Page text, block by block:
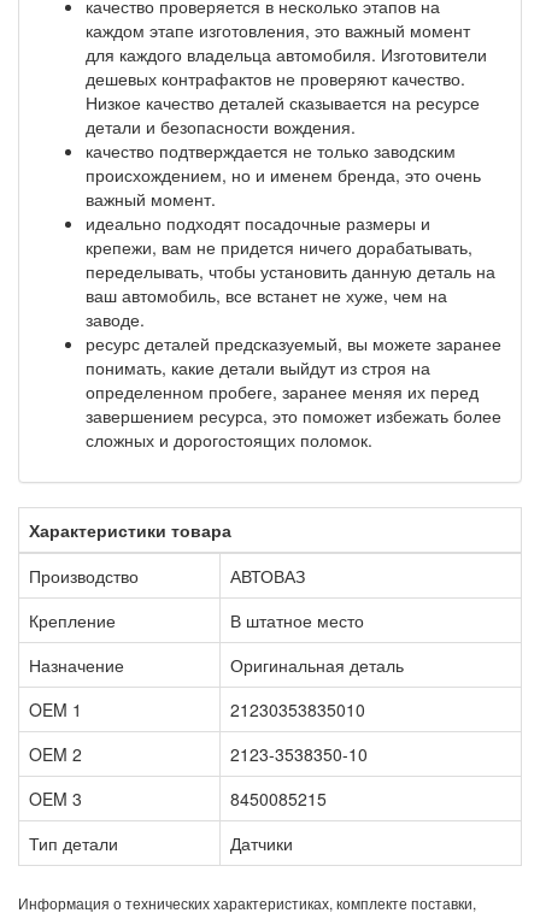
качество проверяется в несколько этапов на
каждом этапе изготовления, это важный момент
для каждого владельца автомобиля. Изготовители
дешевых контрафактов не проверяют качество.
Низкое качество деталей сказывается на ресурсе
детали и безопасности вождения.
качество подтверждается не только заводским
происхождением, но и именем бренда, это очень
важный момент.
идеально подходят посадочные размеры и
крепежи, вам не придется ничего дорабатывать,
переделывать, чтобы установить данную деталь на
ваш автомобиль, все встанет не хуже, чем на
заводе.
ресурс деталей предсказуемый, вы можете заранее
понимать, какие детали выйдут из строя на
определенном пробеге, заранее меняя их перед
завершением ресурса, это поможет избежать более
сложных и дорогостоящих поломок.
Характеристики товара
Производство
АВТОВАЗ
Крепление
В штатное место
Назначение
Оригинальная деталь
OEM 1
21230353835010
OEM 2
2123-3538350-10
OEM 3
8450085215
Тип детали
Датчики
Информация о технических характеристиках, комплекте поставки,